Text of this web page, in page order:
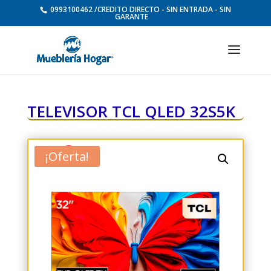
0993100462 /CREDITO DIRECTO - SIN ENTRADA - SIN
GARANTE
TELEVISOR TCL QLED 32S5K
¡Oferta!